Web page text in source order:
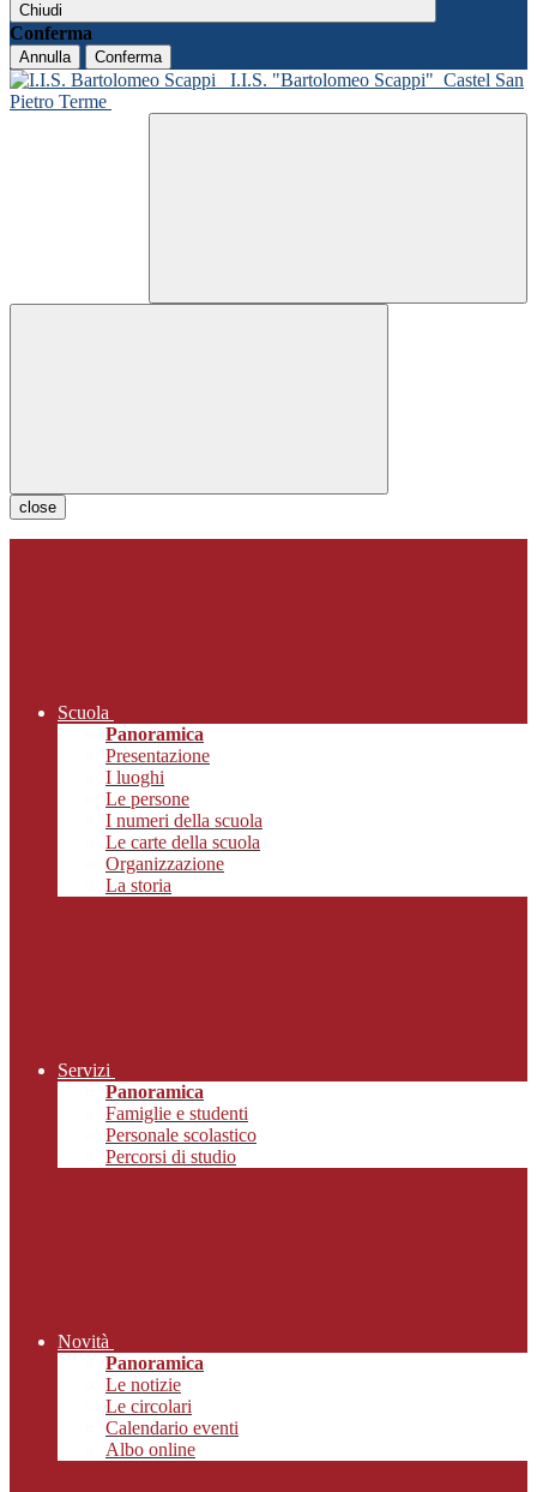
Chiudi
Conferma
Annulla Conferma
I.I.S. "Bartolomeo Scappi" Castel San
Pietro Terme
close
Scuola
Panoramica
Presentazione
I luoghi
Le persone
I numeri della scuola
Le carte della scuola
Organizzazione
La storia
Servizi
Panoramica
Famiglie e studenti
Personale scolastico
Percorsi di studio
Novità
Panoramica
Le notizie
Le circolari
Calendario eventi
Albo online